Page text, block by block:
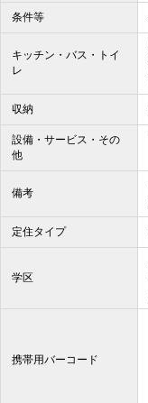
条件等
キッチン・バス・トイ
レ
収納
設備・サービス・その
他
備考
定住タイプ
学区
携帯用バーコード